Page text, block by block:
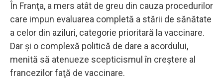
În Franţa, a mers atât de greu din cauza procedurilor
care impun evaluarea completă a stării de sănătate
a celor din aziluri, categorie prioritară la vaccinare.
Dar şi o complexă politică de dare a acordului,
menită să atenueze scepticismul în creştere al
francezilor faţă de vaccinare.